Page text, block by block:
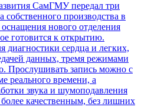
СамГМУ передал три
производства в
нового отделения
готовится к открытию.
диагностики сердца и легких,
данных, тремя режимами
Прослушивать запись можно с
реального времени, а
звука и шумоподавления
качественным, без лишних